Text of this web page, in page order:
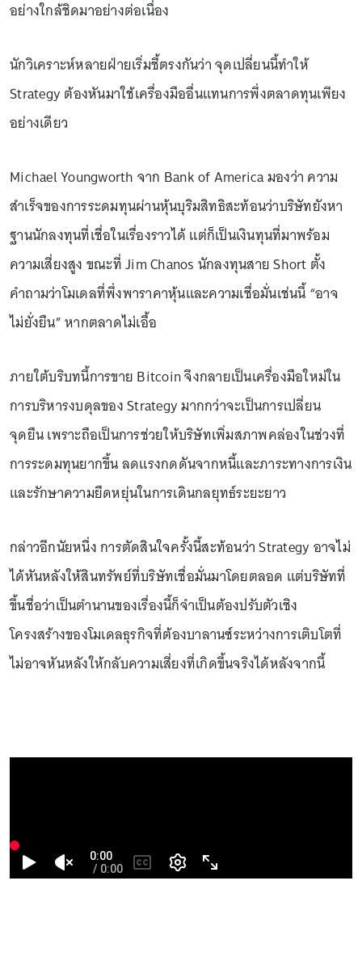
อย่างใกล้ชิดมาอย่างต่อเนื่อง
นักวิเคราะห์หลายฝ่ายเริ่มชี้ตรงกันว่า จุดเปลี่ยนนี้ทำให้
Strategy ต้องหันมาใช้เครื่องมืออื่นแทนการพึ่งตลาดทุนเพียง
อย่างเดียว
Michael Youngworth จาก Bank of America มองว่า ความ
สำเร็จของการระดมทุนผ่านหุ้นบุริมสิทธิสะท้อนว่าบริษัทยังหา
ฐานนักลงทุนที่เชื่อในเรื่องราวได้ แต่ก็เป็นเงินทุนที่มาพร้อม
ความเสี่ยงสูง ขณะที่ Jim Chanos นักลงทุนสาย Short ตั้ง
คำถามว่าโมเดลที่พึ่งพาราคาหุ้นและความเชื่อมั่นเช่นนี้ “อาจ
ไม่ยั่งยืน” หากตลาดไม่เอื้อ
ภายใต้บริบทนี้การขาย Bitcoin จึงกลายเป็นเครื่องมือใหม่ใน
การบริหารงบดุลของ Strategy มากกว่าจะเป็นการเปลี่ยน
จุดยืน เพราะถือเป็นการช่วยให้บริษัทเพิ่มสภาพคล่องในช่วงที่
การระดมทุนยากขึ้น ลดแรงกดดันจากหนี้และภาระทางการเงิน
และรักษาความยืดหยุ่นในการเดินกลยุทธ์ระยะยาว
กล่าวอีกนัยหนึ่ง การตัดสินใจครั้งนี้สะท้อนว่า Strategy อาจไม่
ได้หันหลังให้สินทรัพย์ที่บริษัทเชื่อมั่นมาโดยตลอด แต่บริษัทที่
ขึ้นชื่อว่าเป็นตำนานของเรื่องนี้ก็จำเป็นต้องปรับตัวเชิง
โครงสร้างของโมเดลธุรกิจที่ต้องบาลานซ์ระหว่างการเติบโตที่
ไม่อาจหันหลังให้กลับความเสี่ยงที่เกิดขึ้นจริงได้หลังจากนี้